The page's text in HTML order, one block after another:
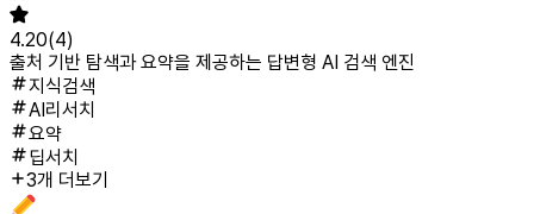
4.20(4)
출처 기반 탐색과 요약을 제공하는 답변형 AI 검색 엔진
지식검색
AI리서치
요약
딥서치
3개 더보기